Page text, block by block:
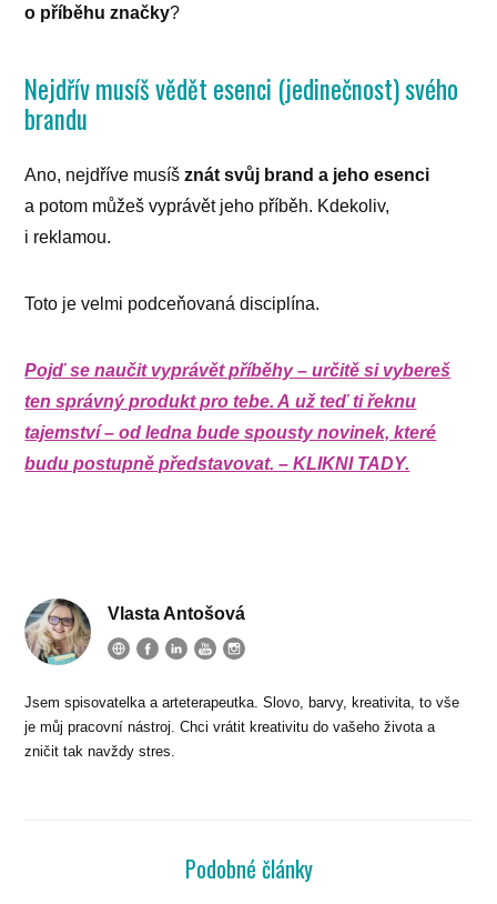
o příběhu značky?
Nejdřív musíš vědět esenci (jedinečnost) svého
brandu
Ano, nejdříve musíšznát svůj brand a jeho esenci
a potom můžeš vyprávět jeho příběh. Kdekoliv,
i reklamou.
Toto je velmi podceňovaná disciplína.
Pojď se naučit vyprávět příběhy – určitě si vybereš
ten správný produkt pro tebe. A už teď ti řeknu
tajemství – od ledna bude spousty novinek, které
budu postupně představovat. – KLIKNI TADY.
Vlasta Antošová
Jsem spisovatelka a arteterapeutka. Slovo, barvy, kreativita, to vše
je můj pracovní nástroj. Chci vrátit kreativitu do vašeho života a
zničit tak navždy stres.
Podobné články